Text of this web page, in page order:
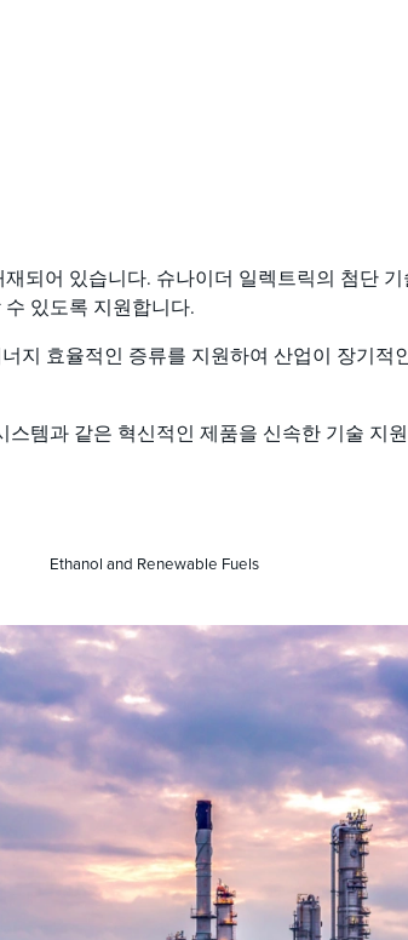
되어 있습니다. 슈나이더 일렉트릭의 첨단
있도록 지원합니다.
지 효율적인 증류를 지원하여 산업이 장기적
템과 같은 혁신적인 제품을 신속한 기술 지
Ethanol and Renewable Fuels